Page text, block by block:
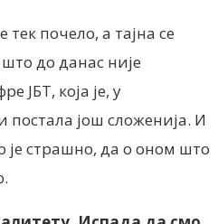
почело, а тајна се
до данас није
ЈБТ, која је, у
постала још сложенија. И
страшно, да о оном што